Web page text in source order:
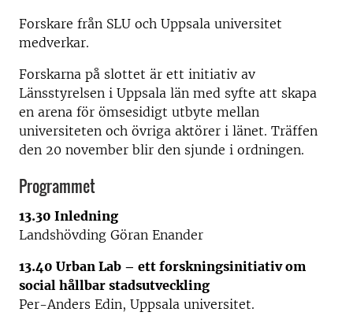
Forskare från SLU och Uppsala universitet
medverkar.
Forskarna på slottet är ett initiativ av
Länsstyrelsen i Uppsala län med syfte att skapa
en arena för ömsesidigt utbyte mellan
universiteten och övriga aktörer i länet. Träffen
den 20 november blir den sjunde i ordningen.
Programmet
13.30 Inledning
Landshövding Göran Enander
13.40 Urban Lab – ett forskningsinitiativ om
social hållbar stadsutveckling
Per-Anders Edin, Uppsala universitet.